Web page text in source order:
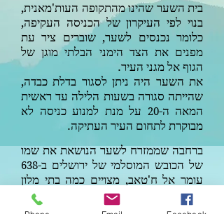
בית השער שהינומהתקופה העות'מאנית,
בנוי לפי העיקרון של הכניסה העקיפה,
כלומר נכנסים לשער, שוברים ציר עת
מפנים את הצד הימני הבלתי מוגן של
הגוף אל מגני העיר.
את השער היה ניתן לסגור בדלת כבדה,
שהייתה סגורה בשעות הלילה עד ראשית
המאה ה-20 על מנת למנוע כניסה לא
מבוקרת לתחום העיר העתיקה.
ברחבה שממזרח לשערהנושאת את שמו
של הכובש המוסלמי של ירושלים ב-638
עומר אל ח'טאב, מצויים כמה בתי מלון
שהיו מבין המפוארים שבבתי המלון של
ירושלים בשלהי המאה ה-
שמאחד